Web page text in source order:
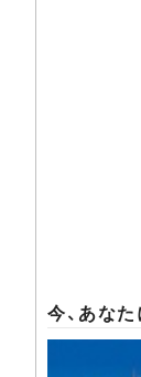
今、あな